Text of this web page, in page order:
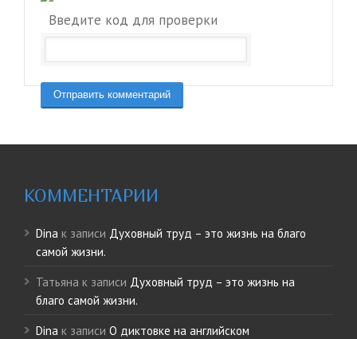
Введите код для проверки
КОММЕНТАРИИ
Dina к записи Духовный труд – это жизнь на благо
самой жизни.
Татьяна к записи Духовный труд – это жизнь на
благо самой жизни.
Dina к записи О диктовке на английском